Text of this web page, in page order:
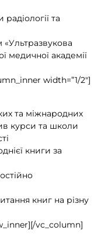
та
«Ультразвукова
медичної академії
width=”1/2″]
та міжнародних
курси та школи
книги за
книг на різну
vc_column]